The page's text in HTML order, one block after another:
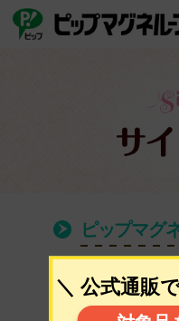
ピップ
ピップマグ
製品ライン